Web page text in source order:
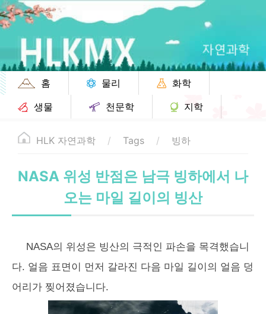
홈 물리
화학
생물
천문학 지학
HLK 자연과학 Tags 빙하
NASA 위성 반점은 남극 빙하에서 나
오는 마일 길이의 빙산
NASA의 위성은 빙산의 극적인 파손을 목격했습니
다. 얼음 표면이 먼저 갈라진 다음 마일 길이의 얼음 덩
어리가 찢어졌습니다.